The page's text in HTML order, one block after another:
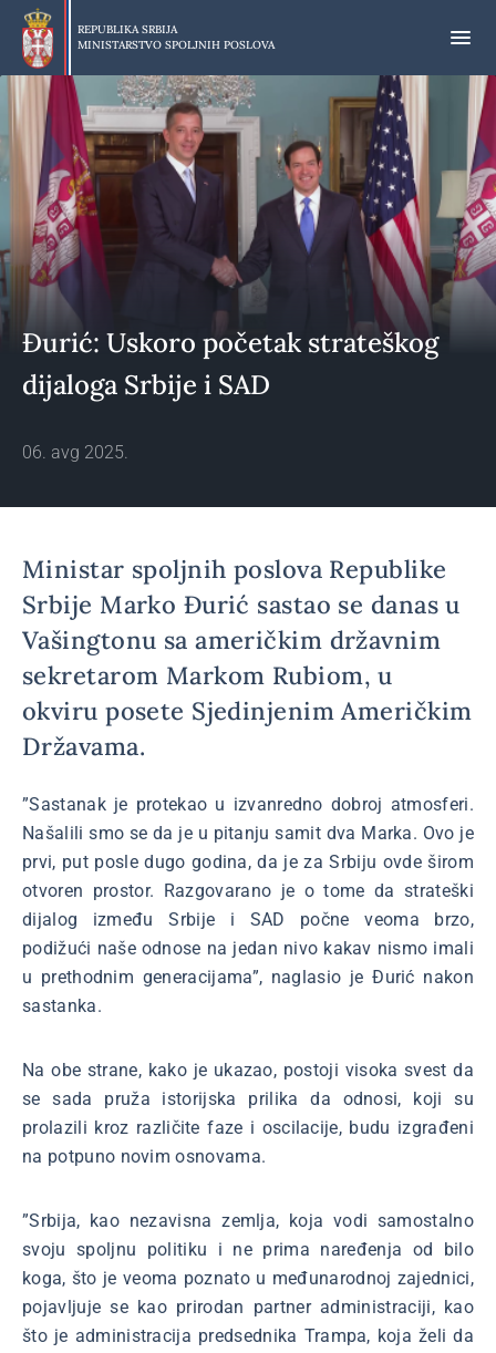
Preskoči
glavni
deo
sadržaja
REPUBLIKA SRBIJA
MINISTARSTVO SPOLJNIH POSLOVA
Đurić: Uskoro početak strateškog
dijaloga Srbije i SAD
06. avg 2025.
Ministar spoljnih poslova Republike
Srbije Marko Đurić sastao se danas u
Vašingtonu sa američkim državnim
sekretarom Markom Rubiom, u
okviru posete Sjedinjenim Američkim
Državama.
”Sastanak je protekao u izvanredno dobroj atmosferi.
Našalili smo se da je u pitanju samit dva Marka. Ovo je
prvi, put posle dugo godina, da je za Srbiju ovde širom
otvoren prostor. Razgovarano je o tome da strateški
dijalog između Srbije i SAD počne veoma brzo,
podižući naše odnose na jedan nivo kakav nismo imali
u prethodnim generacijama”, naglasio je Đurić nakon
sastanka.
Na obe strane, kako je ukazao, postoji visoka svest da
se sada pruža istorijska prilika da odnosi, koji su
prolazili kroz različite faze i oscilacije, budu izgrađeni
na potpuno novim osnovama.
”Srbija, kao nezavisna zemlja, koja vodi samostalno
svoju spoljnu politiku i ne prima naređenja od bilo
koga, što je veoma poznato u međunarodnoj zajednici,
pojavljuje se kao prirodan partner administraciji, kao
što je administracija predsednika Trampa, koja želi da